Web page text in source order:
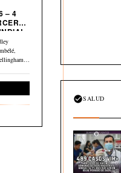
– 4
y
SALUD